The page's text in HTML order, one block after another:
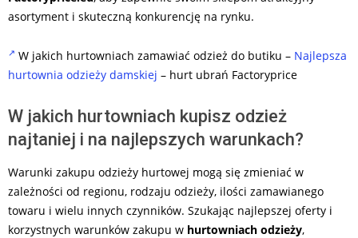
asortyment i skuteczną konkurencję na rynku.
W jakich hurtowniach zamawiać odzież do butiku – Najlepsza
hurtownia odzieży damskiej – hurt ubrań Factoryprice
W jakich hurtowniach kupisz odzież
najtaniej i na najlepszych warunkach?
Warunki zakupu odzieży hurtowej mogą się zmieniać w
zależności od regionu, rodzaju odzieży, ilości zamawianego
towaru i wielu innych czynników. Szukając najlepszej oferty i
korzystnych warunków zakupu w hurtowniach odzieży,